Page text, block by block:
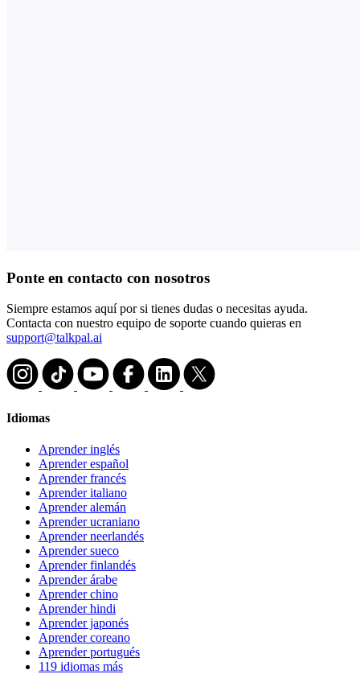
Ponte en contacto con nosotros
Siempre estamos aquí por si tienes dudas o necesitas ayuda.
Contacta con nuestro equipo de soporte cuando quieras en
support@talkpal.ai
Idiomas
Aprender inglés
Aprender español
Aprender francés
Aprender italiano
Aprender alemán
Aprender ucraniano
Aprender neerlandés
Aprender sueco
Aprender finlandés
Aprender árabe
Aprender chino
Aprender hindi
Aprender japonés
Aprender coreano
Aprender portugués
119 idiomas más